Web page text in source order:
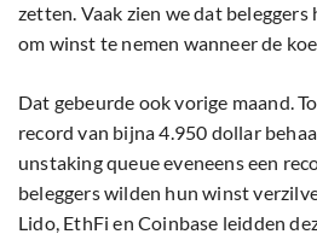
zetten. Vaak zien we dat
om winst te nemen wanneer de
Dat gebeurde ook vorige maand.
record van bijna 4.950 dollar
unstaking queue eveneens een
beleggers wilden hun winst
Lido, EthFi en Coinbase leidden